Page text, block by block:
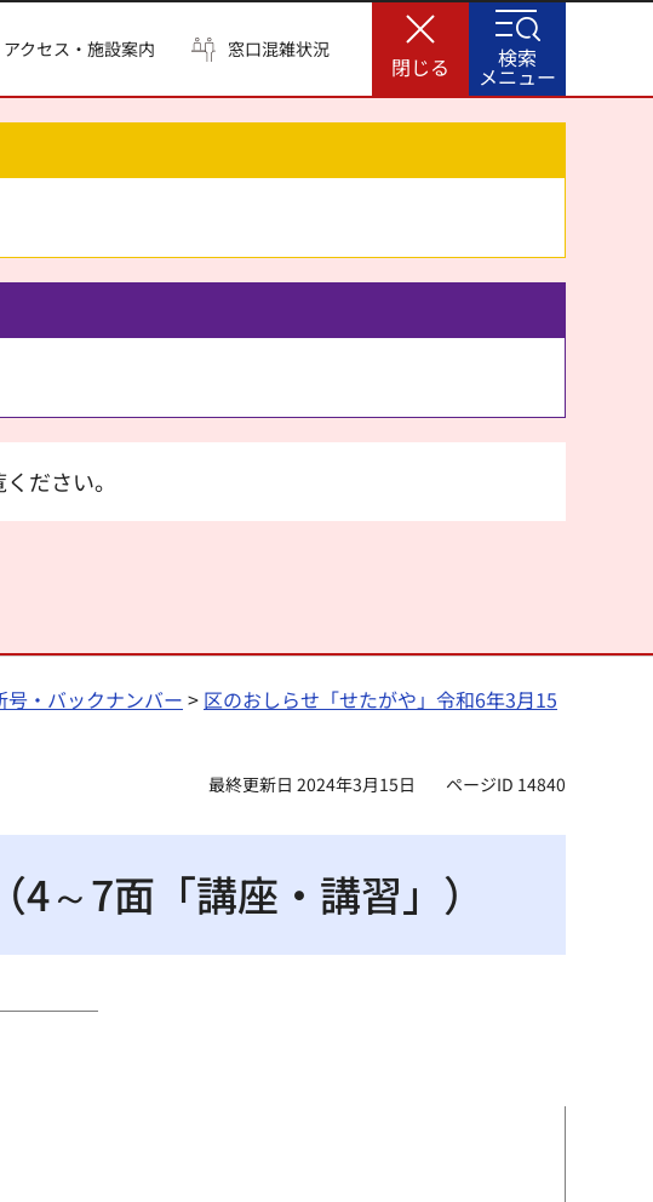
アクセス・施設案内 窓口混雑状況
閉じる
ださい。
検索
メニュー
・バックナンバー > 区のおしらせ「せたがや」令和6年3月15
最終更新日 2024年3月15日 ページID 14840
～7面「講座・講習」）